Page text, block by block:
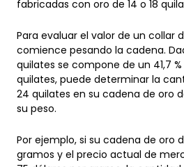
comience pesando la cadena.
quilates se compone de un 41,7
quilates, puede determinar la
24 quilates en su cadena de oro
su peso.
gramos y el precio actual de
75 dólares por gramo, la